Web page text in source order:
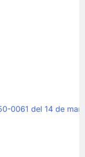
0061 del 14 de